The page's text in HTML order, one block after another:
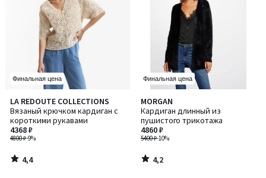
Финальная цена
LA REDOUTE COLLECTIONS
Вязаный крючком кардиган с
короткими рукавами
4800 ₽-9%
4368 ₽
4,4
/ 5
4,4
/
Финальная цена
MORGAN
Кардиган длинный из
пушистого трикотажа
5400 ₽-10%
4860 ₽
4,2
/ 5
4,2
/